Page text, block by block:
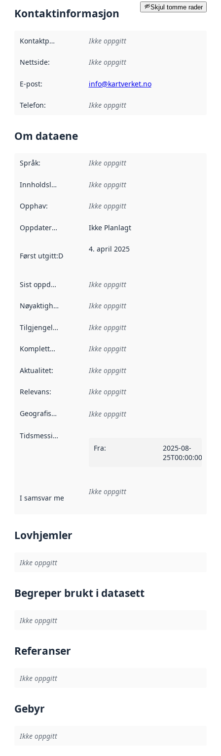
Skjul tomme rader
Kontaktinformasjon
Kontaktpunkt Ikke oppgitt
Nettside: Ikke oppgitt
E-post: info@kartverket.no
Telefon: Ikke oppgitt
Om dataene
Språk: Ikke oppgitt
Innholdsleverandører :
Ikke oppgitt
Opphav: Ikke oppgitt
Oppdateringsfrekvens :
Ikke Planlagt
Først utgitt:Denne datoen sier når dataene i dette
4. april 2025
Sist oppdatert Ikke oppgitt
Nøyaktighet Ikke oppgitt
Tilgjengelighet Ikke oppgitt
Kompletthet Ikke oppgitt
Aktualitet: Ikke oppgitt
Relevans: Ikke oppgitt
Geografisk avgrensning :
Ikke oppgitt
Tidsmessig avgrensning
Fra:
2025-08-
25T00:00:00Z
I samsvar med Referanse til en implementasjonsregel
Ikke oppgitt
Lovhjemler
Ikke oppgitt
Begreper brukt i datasett
Ikke oppgitt
Referanser
Ikke oppgitt
Gebyr
Ikke oppgitt